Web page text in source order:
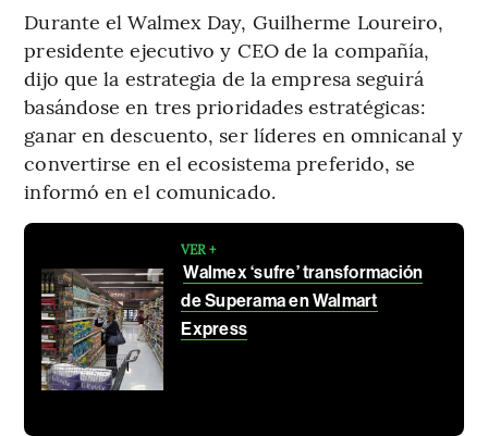
Durante el Walmex Day, Guilherme Loureiro,
presidente ejecutivo y CEO de la compañía,
dijo que la estrategia de la empresa seguirá
basándose en tres prioridades estratégicas:
ganar en descuento, ser líderes en omnicanal y
convertirse en el ecosistema preferido, se
informó en el comunicado.
VER +
Walmex ‘sufre’ transformación
de Superama en Walmart
Express